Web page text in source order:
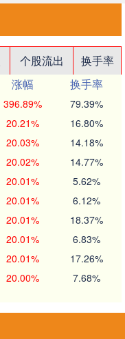
个股流出
换手率
涨幅
换手率
396.89% 79.39%
20.21% 16.80%
20.03% 14.18%
20.02% 14.77%
20.01% 5.62%
20.01% 6.12%
20.01% 18.37%
20.01% 6.83%
20.01% 17.26%
20.00% 7.68%